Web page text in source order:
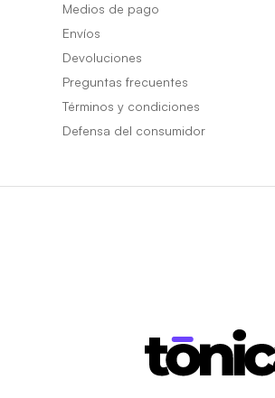
Medios de pago
Envíos
Devoluciones
Preguntas frecuentes
Términos y condiciones
Defensa del consumidor